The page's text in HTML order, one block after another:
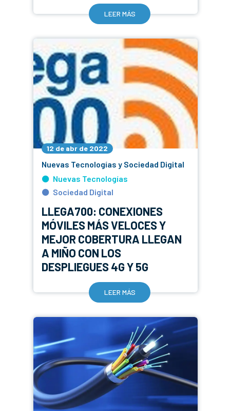
LEER MÁS
12 de abr de 2022
Nuevas Tecnologías y Sociedad Digital
Nuevas Tecnologías
Sociedad Digital
LLEGA700: CONEXIONES
MÓVILES MÁS VELOCES Y
MEJOR COBERTURA LLEGAN
A MIÑO CON LOS
DESPLIEGUES 4G Y 5G
LEER MÁS